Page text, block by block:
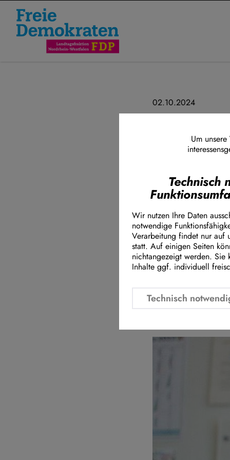
02.10.2024
Die FDP-
verbindliche
die Schule
sicherstellen,
Übergang in
Die Zahl der
zurückgestellt
alarmierend,
Besonders im
Um
Technisch
Wir nutzen Ihre Daten
notwendige
Verarbeitung findet nur auf
statt. Auf einigen Seiten
nichtangezeigt werden.
Inhalte ggf. individuell
Technisch